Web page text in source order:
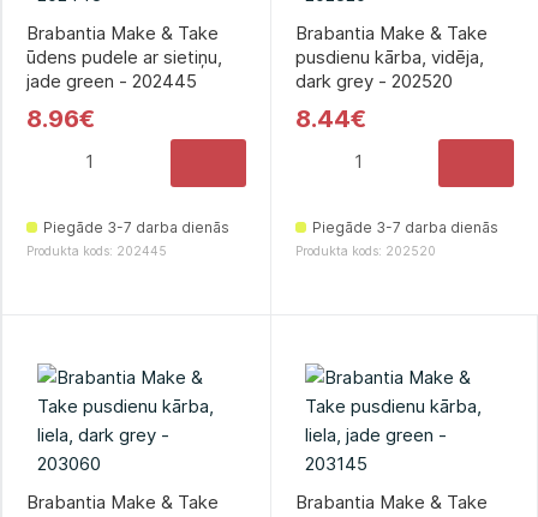
Brabantia Make & Take
ūdens pudele ar sietiņu,
jade green - 202445
8.96€
Piegāde 3-7 darba dienās
Produkta kods: 202445
Brabantia Make & Take
pusdienu kārba, vidēja,
dark grey - 202520
8.44€
Piegāde 3-7 darba dienās
Produkta kods: 202520
Brabantia Make & Take
Brabantia Make & Take